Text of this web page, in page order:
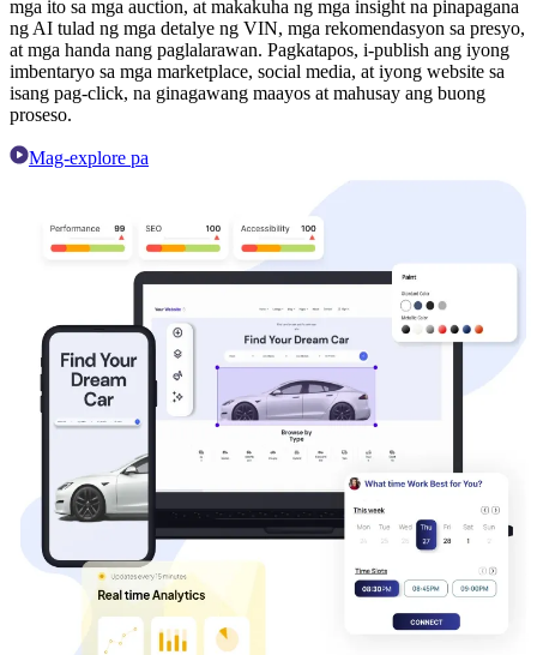
mga ito sa mga auction, at makakuha ng mga insight na pinapagana
ng AI tulad ng mga detalye ng VIN, mga rekomendasyon sa presyo,
at mga handa nang paglalarawan. Pagkatapos, i-publish ang iyong
imbentaryo sa mga marketplace, social media, at iyong website sa
isang pag-click, na ginagawang maayos at mahusay ang buong
proseso.
Mag-explore pa